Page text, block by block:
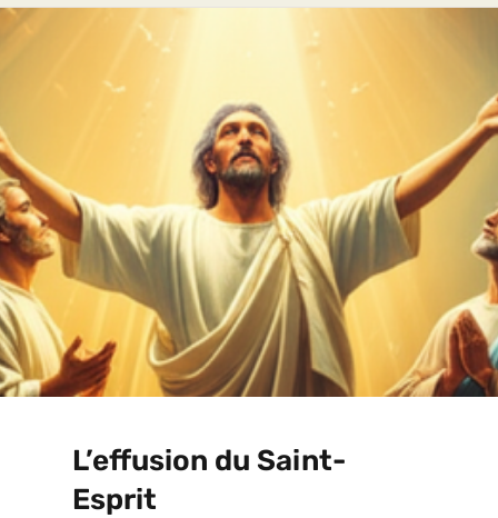
L’effusion du Saint-
Esprit